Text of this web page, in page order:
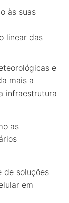
às suas
linear das
e
mais a
infraestrutura
as
de soluções
em